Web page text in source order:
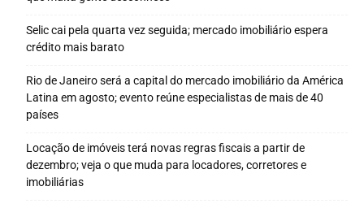
Selic cai pela quarta vez seguida; mercado imobiliário espera
crédito mais barato
Rio de Janeiro será a capital do mercado imobiliário da América
Latina em agosto; evento reúne especialistas de mais de 40
países
Locação de imóveis terá novas regras fiscais a partir de
dezembro; veja o que muda para locadores, corretores e
imobiliárias